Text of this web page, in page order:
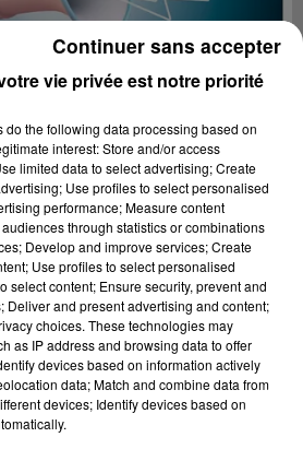
13 sec)
vie privée est notre priorité
do the following data processing based on
interest: Store and/or access
limited data to select advertising; Create
Use profiles to select personalised
performance; Measure content
through statistics or combinations
Develop and improve services; Create
Use profiles to select personalised
select content; Ensure security, prevent and
Deliver and present advertising and content;
choices. These technologies may
as IP address and browsing data to offer
devices based on information actively
data; Match and combine data from
devices; Identify devices based on
Continuer sans accepter